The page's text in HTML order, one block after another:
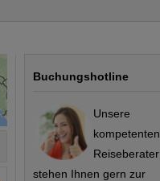
Buchungshotline
Unsere
kompetenten
Reiseberater
stehen Ihnen gern zur